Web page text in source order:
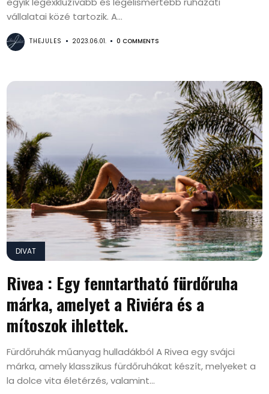
vállalatai közé tartozik. A...
THEJULES 2023.06.01. 0 COMMENTS
DIVAT
Rivea : Egy fenntartható fürdőruha
márka, amelyet a Riviéra és a
mítoszok ihlettek.
Fürdőruhák műanyag hulladákból A Rivea egy svájci
márka, amely klasszikus fürdőruhákat készít, melyeket a
la dolce vita életérzés, valamint...